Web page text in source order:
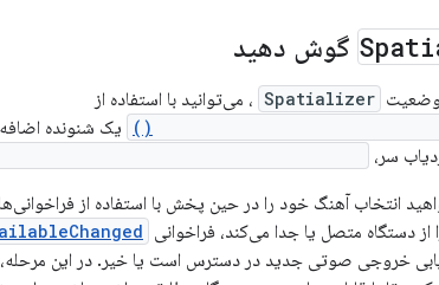
گوش دهید
وضعیت Spatializer ، می‌توانید با استفاده از
یک شنونده
سر،
انتخاب آهنگ خود را در حین پخش با استفاده از
دستگاه متصل یا جدا می‌کند، فراخوانی
خروجی صوتی جدید در دسترس است یا خیر. در این